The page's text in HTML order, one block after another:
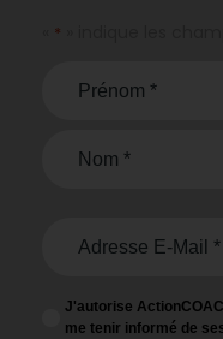
*
Newsletter
J'autorise
me tenir informé de